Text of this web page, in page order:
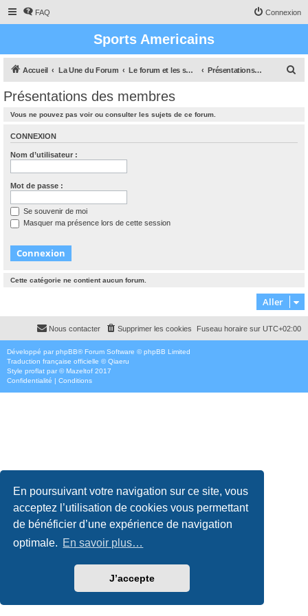
En poursuivant votre navigation sur ce site, vous
acceptez l’utilisation de cookies vous permettant
de bénéficier d’une expérience de navigation
optimale. En savoir plus…
J’accepte
FAQ Connexion
Sports Americains
Accueil La Une du Forum Le forum et les sports americains Présentations des membres
Présentations des membres
Vous ne pouvez pas voir ou consulter les sujets de ce forum.
CONNEXION
Nom d’utilisateur :
Mot de passe :
Se souvenir de moi
Masquer ma présence lors de cette session
Cette catégorie ne contient aucun forum.
Aller
Fuseau horaire sur UTC+02:00
Supprimer les cookies
Nous contacter
Développé par phpBB® Forum Software © phpBB Limited
Traduction française officielle ©Qiaeru
Style proflat par ©Mazeltof 2017
Confidentialité | Conditions